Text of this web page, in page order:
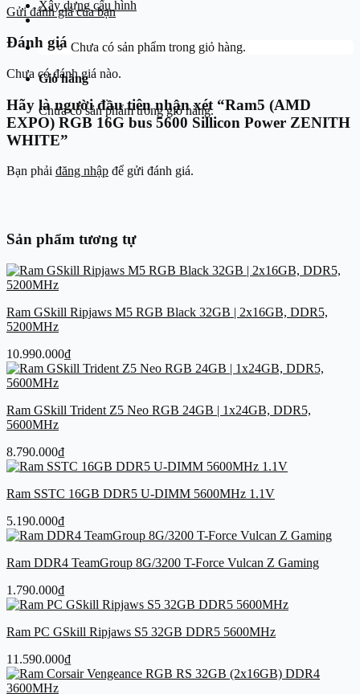
Xây dựng cấu hình
Chưa có sản phẩm trong giỏ hàng.
Giỏ hàng
Chưa có sản phẩm trong giỏ hàng.
Gửi đánh giá của bạn
Đánh giá
Chưa có đánh giá nào.
Hãy là người đầu tiên nhận xét “Ram5 (AMD
EXPO) RGB 16G bus 5600 Sillicon Power ZENITH
WHITE”
Bạn phải đăng nhập để gửi đánh giá.
Sản phẩm tương tự
Ram GSkill Ripjaws M5 RGB Black 32GB | 2x16GB, DDR5,
5200MHz
10.990.000₫
Ram GSkill Trident Z5 Neo RGB 24GB | 1x24GB, DDR5,
5600MHz
8.790.000₫
Ram SSTC 16GB DDR5 U-DIMM 5600MHz 1.1V
5.190.000₫
Ram DDR4 TeamGroup 8G/3200 T-Force Vulcan Z Gaming
1.790.000₫
Ram PC GSkill Ripjaws S5 32GB DDR5 5600MHz
11.590.000₫